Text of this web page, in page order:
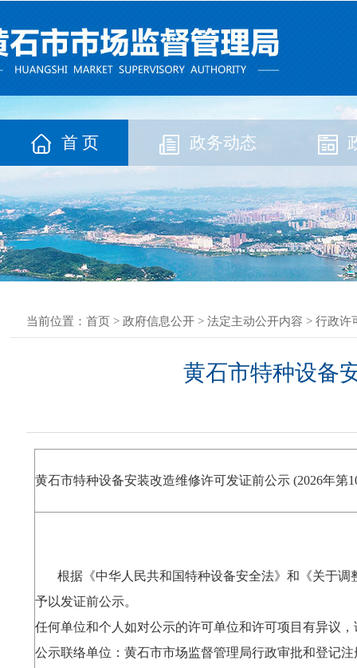
首 页 政务动态
当前位置： 首页 > 政府信息公开 > 法定主动公开内容 > 行政许
黄石市特种设备
黄石市特种设备安装改造维修许可发证前公示 (2026
根据《中华人民共和国特种设备安全法》和《关于调
予以发证前公示。
任何单位和个人如对公示的许可单位和许可项目有异议
公示联络单位：黄石市市场监督管理局行政审批和登记注